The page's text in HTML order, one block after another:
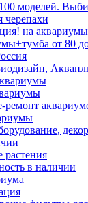
моделей.
черепахи
на аквариумы
от 80
ремонт
декор
в наличии